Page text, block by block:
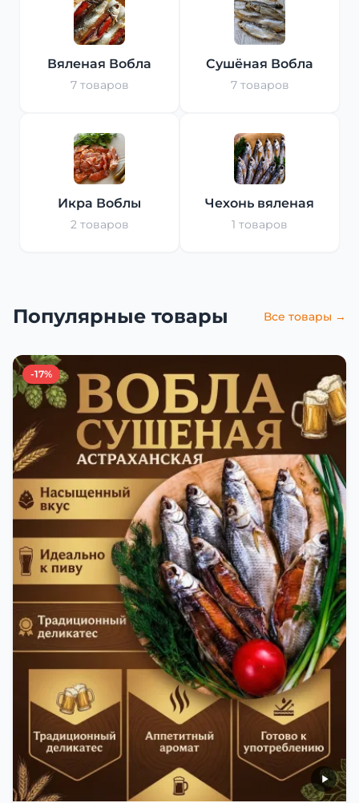
Вяленая Вобла
7 товаров
Сушёная Вобла
7 товаров
Икра Воблы
2 товаров
Чехонь вяленая
1 товаров
Популярные товары Все товары →
-17%